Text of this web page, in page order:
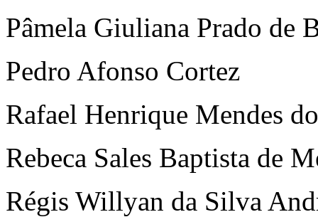
Pâmela Giuliana Prado de
Pedro Afonso Cortez
Rafael Henrique Mendes
Rebeca Sales Baptista de
Régis Willyan da Silva